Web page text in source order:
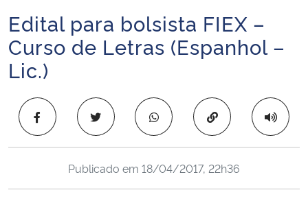
Ministério da Infraestrutura
Ministério da Agricultura, Pecuária e Abastecimento
Ministério da Educação
Início do conteúdo
Edital para bolsista FIEX –
Curso de Letras (Espanhol –
Lic.)
Copiar para área
Publicado em 18/04/2017, 22h36